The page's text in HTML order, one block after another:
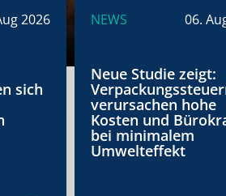
2026
sich
NEWS 06.
Neue Studie zeigt:
verursachen hohe
Kosten und
bei minimalem
Umwelteffekt